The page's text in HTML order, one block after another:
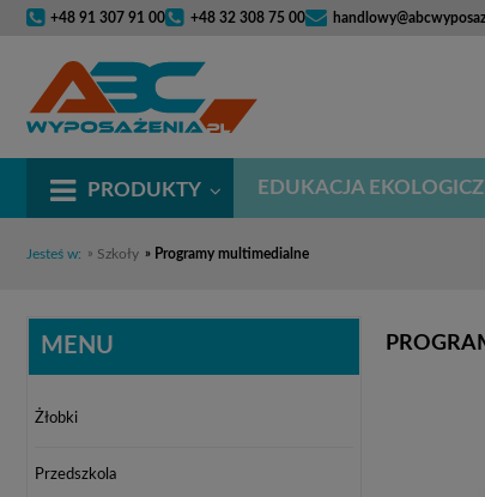
+48 91 307 91 00 +48 32 308 75 00
PRODUKTY EDUKACJA
Jesteś w: » Szkoły » Programy multimedialne
MENU
Żłobki
Przedszkola